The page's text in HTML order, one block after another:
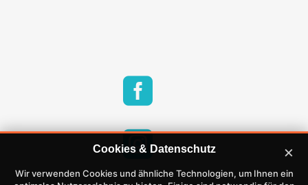


Cookies & Datenschutz
Wir verwenden Cookies und ähnliche Technologien, um Ihnen ein
×